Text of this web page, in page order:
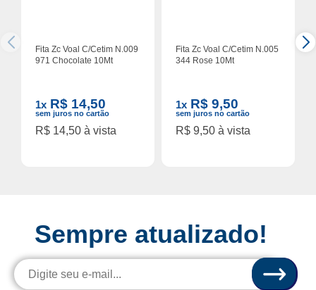
Fita Zc Voal C/Cetim N.009
971 Chocolate 10Mt
1x R$ 14,50
sem juros no cartão
R$ 14,50 à vista
Fita Zc Voal C/Cetim N.005
344 Rose 10Mt
1x R$ 9,50
sem juros no cartão
R$ 9,50 à vista
Sempre atualizado!